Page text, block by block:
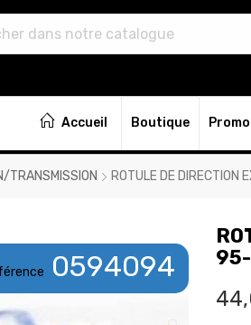
BIENVENUE CHEZ
GRATUITE À
Accueil Boutique
TRANSMISSION ROTULE DE
0594094
95-